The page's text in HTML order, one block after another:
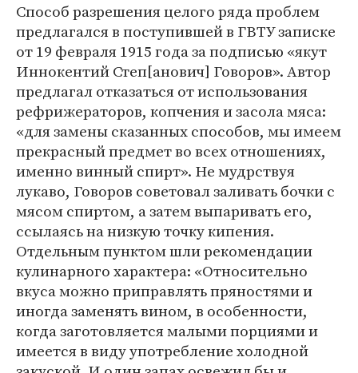
Способ разрешения целого ряда проблем
предлагался в поступившей в ГВТУ записке
от 19 февраля 1915 года за подписью «якут
Иннокентий Степ[анович] Говоров». Автор
предлагал отказаться от использования
рефрижераторов, копчения и засола мяса:
«для замены сказанных способов, мы имеем
прекрасный предмет во всех отношениях,
именно винный спирт». Не мудрствуя
лукаво, Говоров советовал заливать бочки с
мясом спиртом, а затем выпаривать его,
ссылаясь на низкую точку кипения.
Отдельным пунктом шли рекомендации
кулинарного характера: «Относительно
вкуса можно приправлять пряностями и
иногда заменять вином, в особенности,
когда заготовляется малыми порциями и
имеется в виду употребление холодной